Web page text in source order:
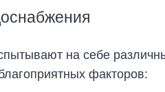
на себе
факторов: